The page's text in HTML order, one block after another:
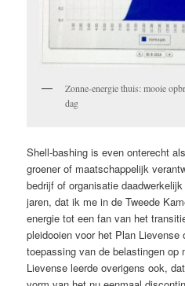
Zonne-energie thuis: mooie
dag
Shell-bashing is even onterecht
groener of maatschappelijk
bedrijf of organisatie
jaren, dat ik me in de Tweede
energie tot een fan van het
pleidooien voor het Plan Lievense
toepassing van de belastingen op
Lievense leerde overigens ook,